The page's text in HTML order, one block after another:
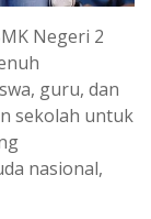
Negeri 2
guru, dan
sekolah untuk
nasional,